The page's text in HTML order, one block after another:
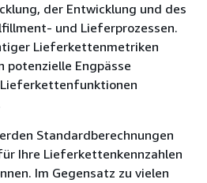
der Entwicklung und des
und Lieferprozessen.
Lieferkettenmetriken
potenzielle Engpässe
Standardberechnungen
Ihre Lieferkettenkennzahlen
Im Gegensatz zu vielen